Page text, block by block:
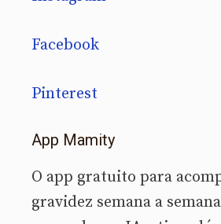
Facebook
Pinterest
App Mamity
O app gratuito para
gravidez semana a